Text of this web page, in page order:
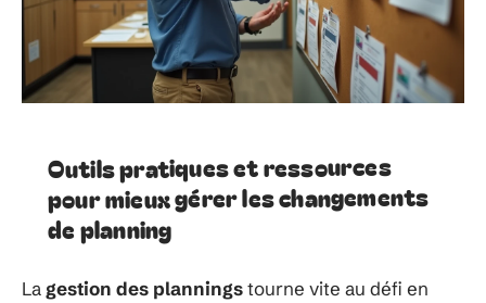
Outils pratiques et ressources
pour mieux gérer les changements
de planning
La gestion des planningstourne vite au défi en